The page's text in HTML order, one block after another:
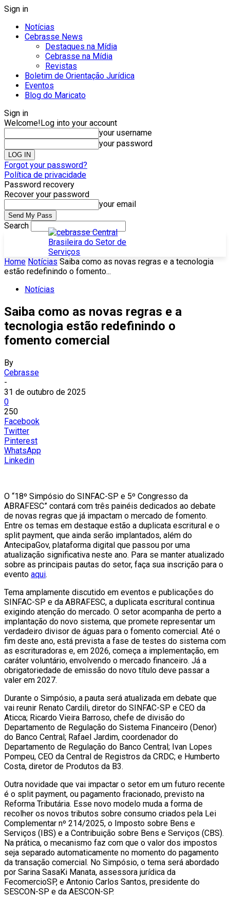
Sign in
Notícias
Cebrasse News
Destaques na Mídia
Cebrasse na Mídia
Revistas
Boletim de Orientação Jurídica
Eventos
Blog do Maricato
Sign in
Welcome!Log into your account
your username
your password
Forgot your password?
Política de privacidade
Password recovery
Recover your password
your email
Search
Home Notícias Saiba como as novas regras e a tecnologia
estão redefinindo o fomento...
Notícias
Saiba como as novas regras e a
tecnologia estão redefinindo o
fomento comercial
By
Cebrasse
-
31 de outubro de 2025
0
250
Facebook
Twitter
Pinterest
WhatsApp
Linkedin
O “18º Simpósio do SINFAC-SP e 5º Congresso da
ABRAFESC” contará com três painéis dedicados ao debate
de novas regras que já impactam o mercado de fomento.
Entre os temas em destaque estão a duplicata escritural e o
split payment, que ainda serão implantados, além do
AntecipaGov, plataforma digital que passou por uma
atualização significativa neste ano. Para se manter atualizado
sobre as principais pautas do setor, faça sua inscrição para o
evento aqui.
Tema amplamente discutido em eventos e publicações do
SINFAC-SP e da ABRAFESC, a duplicata escritural continua
exigindo atenção do mercado. O setor acompanha de perto a
implantação do novo sistema, que promete representar um
verdadeiro divisor de águas para o fomento comercial. Até o
fim deste ano, está prevista a fase de testes do sistema com
as escrituradoras e, em 2026, começa a implementação, em
caráter voluntário, envolvendo o mercado financeiro. Já a
obrigatoriedade de emissão do novo título deve passar a
valer em 2027.
Durante o Simpósio, a pauta será atualizada em debate que
vai reunir Renato Cardili, diretor do SINFAC-SP e CEO da
Aticca; Ricardo Vieira Barroso, chefe de divisão do
Departamento de Regulação do Sistema Financeiro (Denor)
do Banco Central; Rafael Jardim, coordenador do
Departamento de Regulação do Banco Central; Ivan Lopes
Pompeu, CEO da Central de Registros da CRDC; e Humberto
Costa, diretor de Produtos da B3.
Outra novidade que vai impactar o setor em um futuro recente
é o split payment, ou pagamento fracionado, previsto na
Reforma Tributária. Esse novo modelo muda a forma de
recolher os novos tributos sobre consumo criados pela Lei
Complementar nº 214/2025, o Imposto sobre Bens e
Serviços (IBS) e a Contribuição sobre Bens e Serviços (CBS).
Na prática, o mecanismo faz com que o valor dos impostos
seja separado automaticamente no momento do pagamento
da transação comercial. No Simpósio, o tema será abordado
por Sarina SasaKi Manata, assessora jurídica da
FecomercioSP, e Antonio Carlos Santos, presidente do
SESCON-SP e da AESCON-SP.